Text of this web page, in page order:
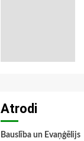
Atrodi
Bauslība un Evaņģēlijs